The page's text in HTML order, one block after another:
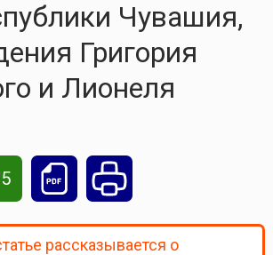
Чувашия,
Григория
и Лионеля
рассказывается о